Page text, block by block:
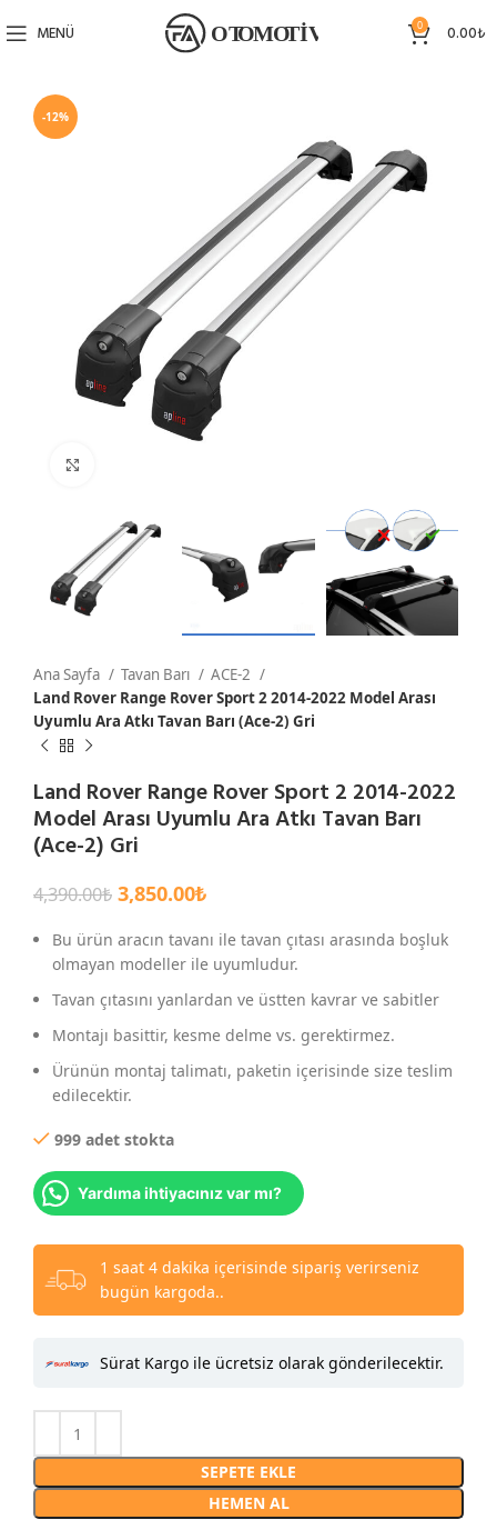
MENÜ 0 0.00₺
-12%
Ana Sayfa Tavan Barı
ACE-2
Land Rover Range Rover Sport 2 2014-2022 Model Arası
Uyumlu Ara Atkı Tavan Barı (Ace-2) Gri
Land Rover Range Rover Sport 2 2014-2022
Model Arası Uyumlu Ara Atkı Tavan Barı
(Ace-2) Gri
4,390.00₺ 3,850.00₺
Bu ürün aracın tavanı ile tavan çıtası arasında boşluk
olmayan modeller ile uyumludur.
Tavan çıtasını yanlardan ve üstten kavrar ve sabitler
Montajı basittir, kesme delme vs. gerektirmez.
Ürünün montaj talimatı, paketin içerisinde size teslim
edilecektir.
999 adet stokta
Yardıma ihtiyacınız var mı?
1 saat 4 dakika içerisinde sipariş verirseniz
bugün kargoda..
Sürat Kargo ile ücretsiz olarak gönderilecektir.
SEPETE EKLE
HEMEN AL